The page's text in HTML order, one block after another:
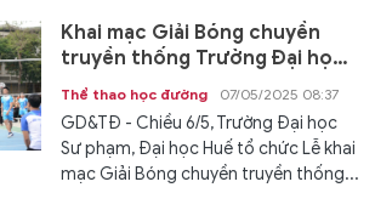
Khai mạc Giải Bóng chuyền
truyền thống Trường Đại học
Sư phạm, Đại học Huế
Thể thao học đường 07/05/2025 08:37
GD&TĐ - Chiều 6/5, Trường Đại học
Sư phạm, Đại học Huế tổ chức Lễ khai
mạc Giải Bóng chuyền truyền thống...